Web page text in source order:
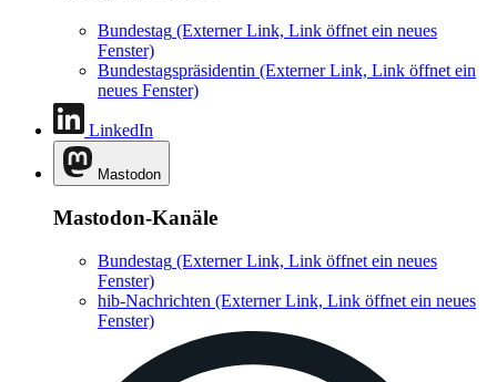
Bundestag (Externer Link, Link öffnet ein neues
Fenster)
Bundestagspräsidentin (Externer Link, Link öffnet ein
neues Fenster)
LinkedIn
Mastodon
Mastodon-Kanäle
Bundestag (Externer Link, Link öffnet ein neues
Fenster)
hib-Nachrichten (Externer Link, Link öffnet ein neues
Fenster)